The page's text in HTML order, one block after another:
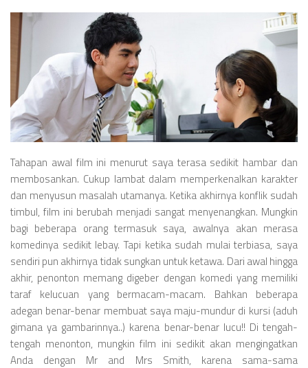
Tahapan awal film ini menurut saya terasa sedikit hambar dan
membosankan. Cukup lambat dalam memperkenalkan karakter
dan menyusun masalah utamanya. Ketika akhirnya konflik sudah
timbul, film ini berubah menjadi sangat menyenangkan. Mungkin
bagi beberapa orang termasuk saya, awalnya akan merasa
komedinya sedikit lebay. Tapi ketika sudah mulai terbiasa, saya
sendiri pun akhirnya tidak sungkan untuk ketawa. Dari awal hingga
akhir, penonton memang digeber dengan komedi yang memiliki
taraf kelucuan yang bermacam-macam. Bahkan beberapa
adegan benar-benar membuat saya maju-mundur di kursi (aduh
gimana ya gambarinnya..) karena benar-benar lucu!! Di tengah-
tengah menonton, mungkin film ini sedikit akan mengingatkan
Anda dengan Mr and Mrs Smith, karena sama-sama